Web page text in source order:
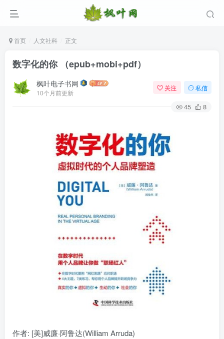
首页 人文社科 正文
数字化的你 （epub+mobi+pdf）
枫叶电子书网
10个月前更新
关注 私信
45 8
作者: [美]威廉·阿鲁达(William Arruda)
登录
没有账号？立即注册
用户名/手机号/邮箱
登录密码
找回密码 |免密登录
登录
社交账号登录